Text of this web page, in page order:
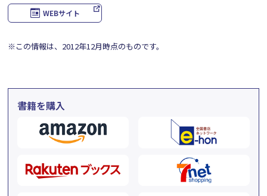
WEBサイト
※この情報は、2012年12月時点のものです。
書籍を購入